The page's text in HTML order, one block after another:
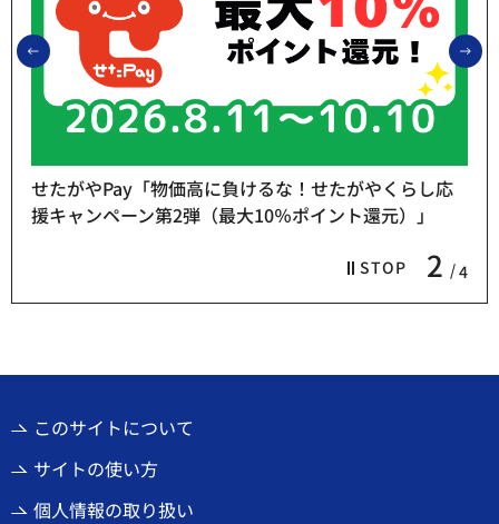
前のスライドを表示
STOP 2 4
せたがやPay「物価高に負けるな！せたがやくらし応
援キャンペーン第2弾（最大10％ポイント還元）」
このサイトについて
サイトの使い方
個人情報の取り扱い